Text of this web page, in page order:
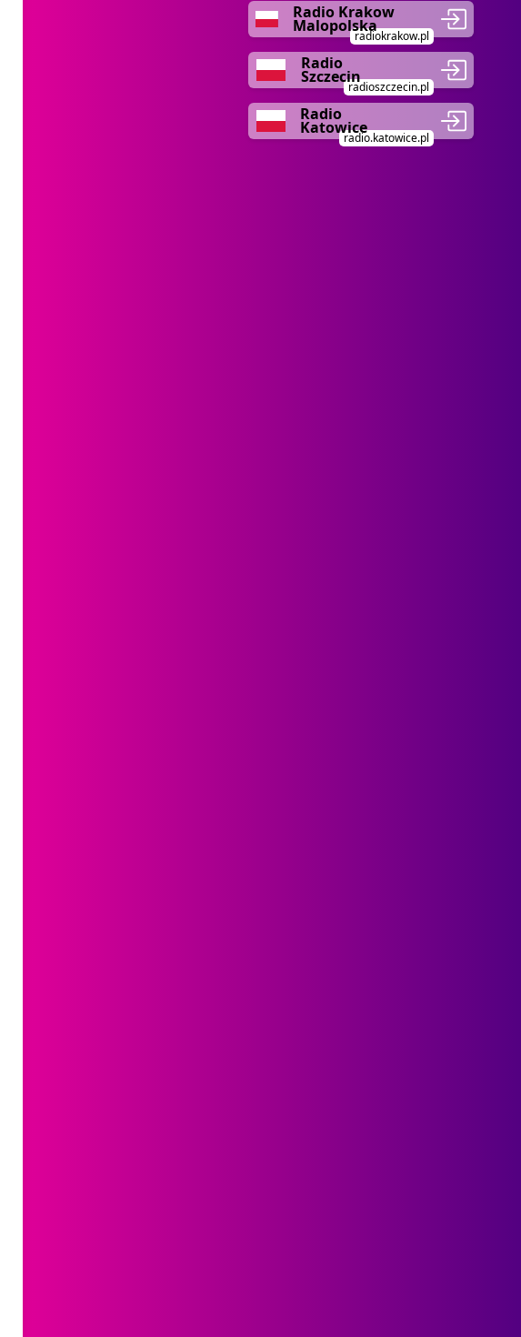
Radio Krakow
Malopolska
radiokrakow.pl
Radio
Szczecin
radioszczecin.pl
Radio
Katowice
radio.katowice.pl